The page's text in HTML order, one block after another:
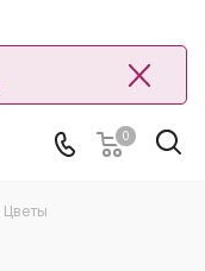
0
Цветы